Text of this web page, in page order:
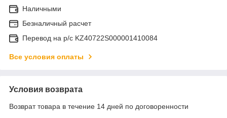
Наличными
Безналичный расчет
Перевод на р/с KZ40722S000001410084
Все условия оплаты
Условия возврата
Возврат товара в течение 14 дней по договоренности